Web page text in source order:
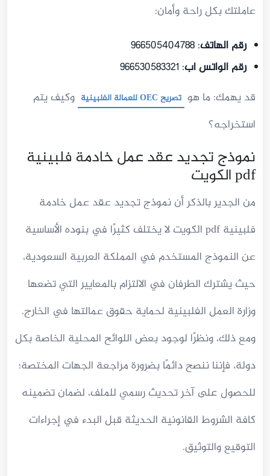
عاملتك بكل راحة وأمان:
رقم الهاتف: 966505404788
رقم الواتس اب: 966530583321
قد يهمك: ما هو تصريح OEC للعمالة الفلبينية
وكيف يتم
استخراجه؟
نموذج تجديد عقد عمل خادمة فلبينية
pdf الكويت
من الجدير بالذكر أن نموذج تجديد عقد عمل خادمة
فلبينية pdf الكويت لا يختلف كثيرًا في بنوده الأساسية
عن النموذج المستخدم في المملكة العربية السعودية،
حيث يشترك الطرفان في الالتزام بالمعايير التي تضعها
وزارة العمل الفلبينية لحماية حقوق عمالتها في الخارج.
ومع ذلك، ونظرًا لوجود بعض اللوائح المحلية الخاصة بكل
دولة، فإننا ننصح دائمًا بضرورة مراجعة الجهات المختصة؛
للحصول على آخر تحديث رسمي للملف، لضمان تضمينه
كافة الشروط القانونية الحديثة قبل البدء في إجراءات
التوقيع والتوثيق.